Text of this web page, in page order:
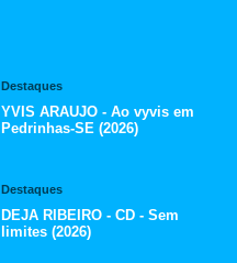
Destaques
YVIS ARAUJO - Ao vyvis em
Pedrinhas-SE (2026)
Destaques
DEJA RIBEIRO - CD - Sem
limites (2026)